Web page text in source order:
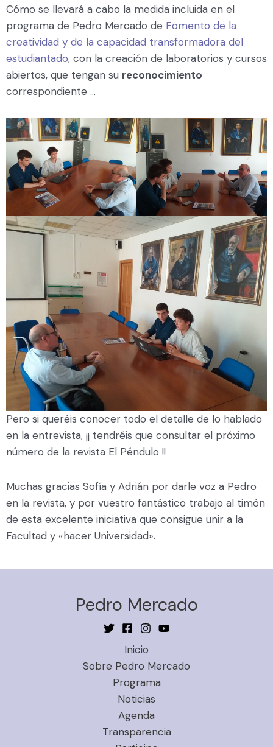
Cómo se llevará a cabo la medida incluida en el
programa de Pedro Mercado de Fomento de la
creatividad y de la capacidad transformadora del
estudiantado, con la creación de laboratorios y cursos
abiertos, que tengan su reconocimiento
correspondiente …
Pero si queréis conocer todo el detalle de lo hablado
en la entrevista, ¡¡ tendréis que consultar el próximo
número de la revista El Péndulo !!
Muchas gracias Sofía y Adrián por darle voz a Pedro
en la revista, y por vuestro fantástico trabajo al timón
de esta excelente iniciativa que consigue unir a la
Facultad y «hacer Universidad».
Pedro Mercado
Inicio
Sobre Pedro Mercado
Programa
Noticias
Agenda
Transparencia